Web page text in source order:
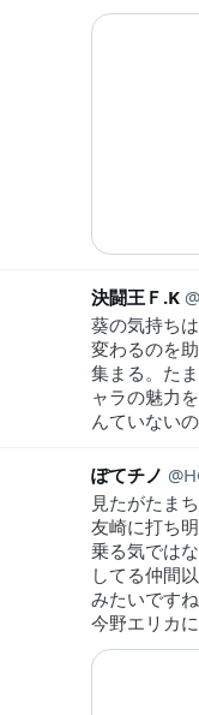
決闘王Ｆ.K
葵の気持ち
変わるのを
集まる。た
ャラの魅力
んていないの
ぽてチノ
見たがたま
友崎に打ち
乗る気では
してる仲間
みたいですね
今野エリカ